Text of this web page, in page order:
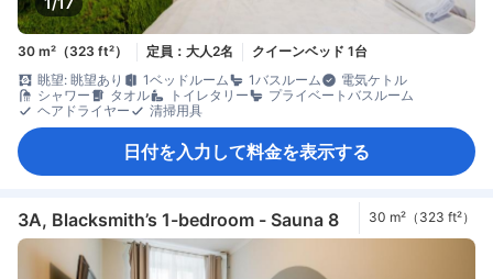
30 m²（323 ft²） 定員：大人2名
クイーンベッド 1台
眺望: 眺望あり
1ベッドルーム 1バスルーム
電気ケトル
シャワー
タオル トイレタリー
プライベートバスルーム
ヘアドライヤー
清掃用具
日付を入力して料金を表示する
3A, Blacksmith’s 1-bedroom - Sauna 8 30 m²（323 ft²）